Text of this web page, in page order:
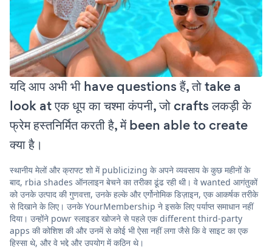
यदि आप अभी भी have questions हैं, तो take a
look at एक धूप का चश्मा कंपनी, जो crafts लकड़ी के
फ्रेम हस्तनिर्मित करती है, में been able to create
क्या है।
स्थानीय मेलों और क्राफ्ट शो में publicizing के अपने व्यवसाय के कुछ महीनों के
बाद, rbia shades ऑनलाइन बेचने का तरीका ढूंढ रही थी। वे wanted आगंतुकों
को उनके उत्पाद की गुणवत्ता, उनके हल्के और एर्गोनोमिक डिज़ाइन, एक आकर्षक तरीके
से दिखाने के लिए। उनके YourMembership ने इसके लिए पर्याप्त समाधान नहीं
दिया। उन्होंने powr स्लाइडर खोजने से पहले एक different third-party
apps की कोशिश की और उनमें से कोई भी ऐसा नहीं लगा जैसे कि वे साइट का एक
हिस्सा थे, और वे भद्दे और उपयोग में कठिन थे।